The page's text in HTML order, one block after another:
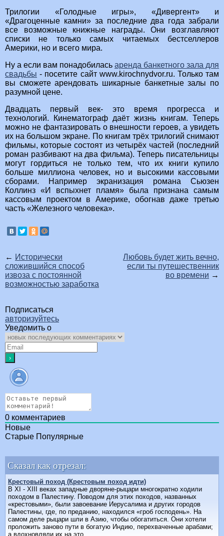
Трилогии «Голодные игры», «Дивергент» и
«Драгоценные камни» за последние два года забрали
все возможные книжные награды. Они возглавляют
списки не только самых читаемых бестселлеров
Америки, но и всего мира.
Ну а если вам понадобилась аренда банкетного зала для
свадьбы - посетите сайт www.kirochnydvor.ru. Только там
вы сможете арендовать шикарные банкетные залы по
разумной цене.
Двадцать первый век- это время прогресса и
технологий. Кинематограф даёт жизнь книгам. Теперь
можно не фантазировать о внешности героев, а увидеть
их на большом экране. По книгам трёх трилогий снимают
фильмы, которые состоят из четырёх частей (последний
роман разбивают на два фильма). Теперь писательницы
могут гордиться не только тем, что их книги купило
больше миллиона человек, но и высокими кассовыми
сборами. Например экранизация романа Сьюзен
Коллинз «И вспыхнет пламя» была признана самым
кассовым проектом в Америке, обогнав даже третью
часть «Железного человека».
← Исторически
сложившийся способ
извоза с постоянной
возможностью заработка
Любовь будет жить вечно,
если ты путешественник
во времени →
Подписаться
авторизуйтесь
Уведомить о
0 комментариев
Новые
Старые Популярные
Сказал как отрезал:
Крестовый поход (Крестовым поход идти)
В XI - XIII веках западные дворяне-рыцари многократно ходили
походом в Палестину. Поводом для этих походов, названных
«крестовыми», были завоевание Иерусалима и других городов
Палестины, где, по преданию, находился «гроб господень». На
самом деле рыцари шли в Азию, чтобы обогатиться. Они хотели
проложить заново пути в богатую Индию, перехваченные арабами;
а вдохновляли их на это...